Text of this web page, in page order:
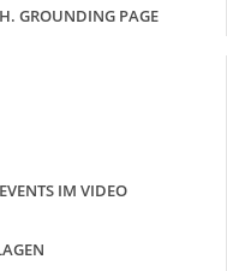
GROUNDING PAGE
IM VIDEO